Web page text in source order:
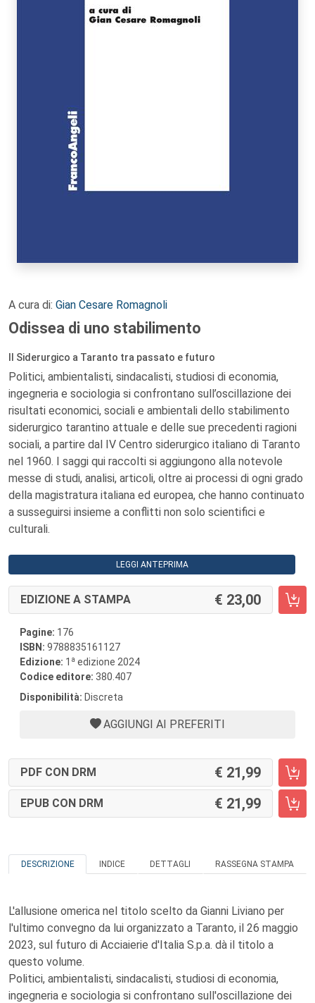
A cura di: Gian Cesare Romagnoli
Odissea di uno stabilimento
Il Siderurgico a Taranto tra passato e futuro
Politici, ambientalisti, sindacalisti, studiosi di economia,
ingegneria e sociologia si confrontano sull’oscillazione dei
risultati economici, sociali e ambientali dello stabilimento
siderurgico tarantino attuale e delle sue precedenti ragioni
sociali, a partire dal IV Centro siderurgico italiano di Taranto
nel 1960. I saggi qui raccolti si aggiungono alla notevole
messe di studi, analisi, articoli, oltre ai processi di ogni grado
della magistratura italiana ed europea, che hanno continuato
a susseguirsi insieme a conflitti non solo scientifici e
culturali.
LEGGI ANTEPRIMA
EDIZIONE A STAMPA 23,00
Pagine: 176
ISBN: 9788835161127
Edizione: 1 a edizione 2024
Codice editore: 380.407
Disponibilità: Discreta
AGGIUNGI AI PREFERITI
PDF CON DRM 21,99
EPUB CON DRM 21,99
DESCRIZIONE INDICE DETTAGLI RASSEGNA STAMPA
L'allusione omerica nel titolo scelto da Gianni Liviano per
l'ultimo convegno da lui organizzato a Taranto, il 26 maggio
2023, sul futuro di Acciaierie d'Italia S.p.a. dà il titolo a
questo volume.
Politici, ambientalisti, sindacalisti, studiosi di economia,
ingegneria e sociologia si confrontano sull'oscillazione dei